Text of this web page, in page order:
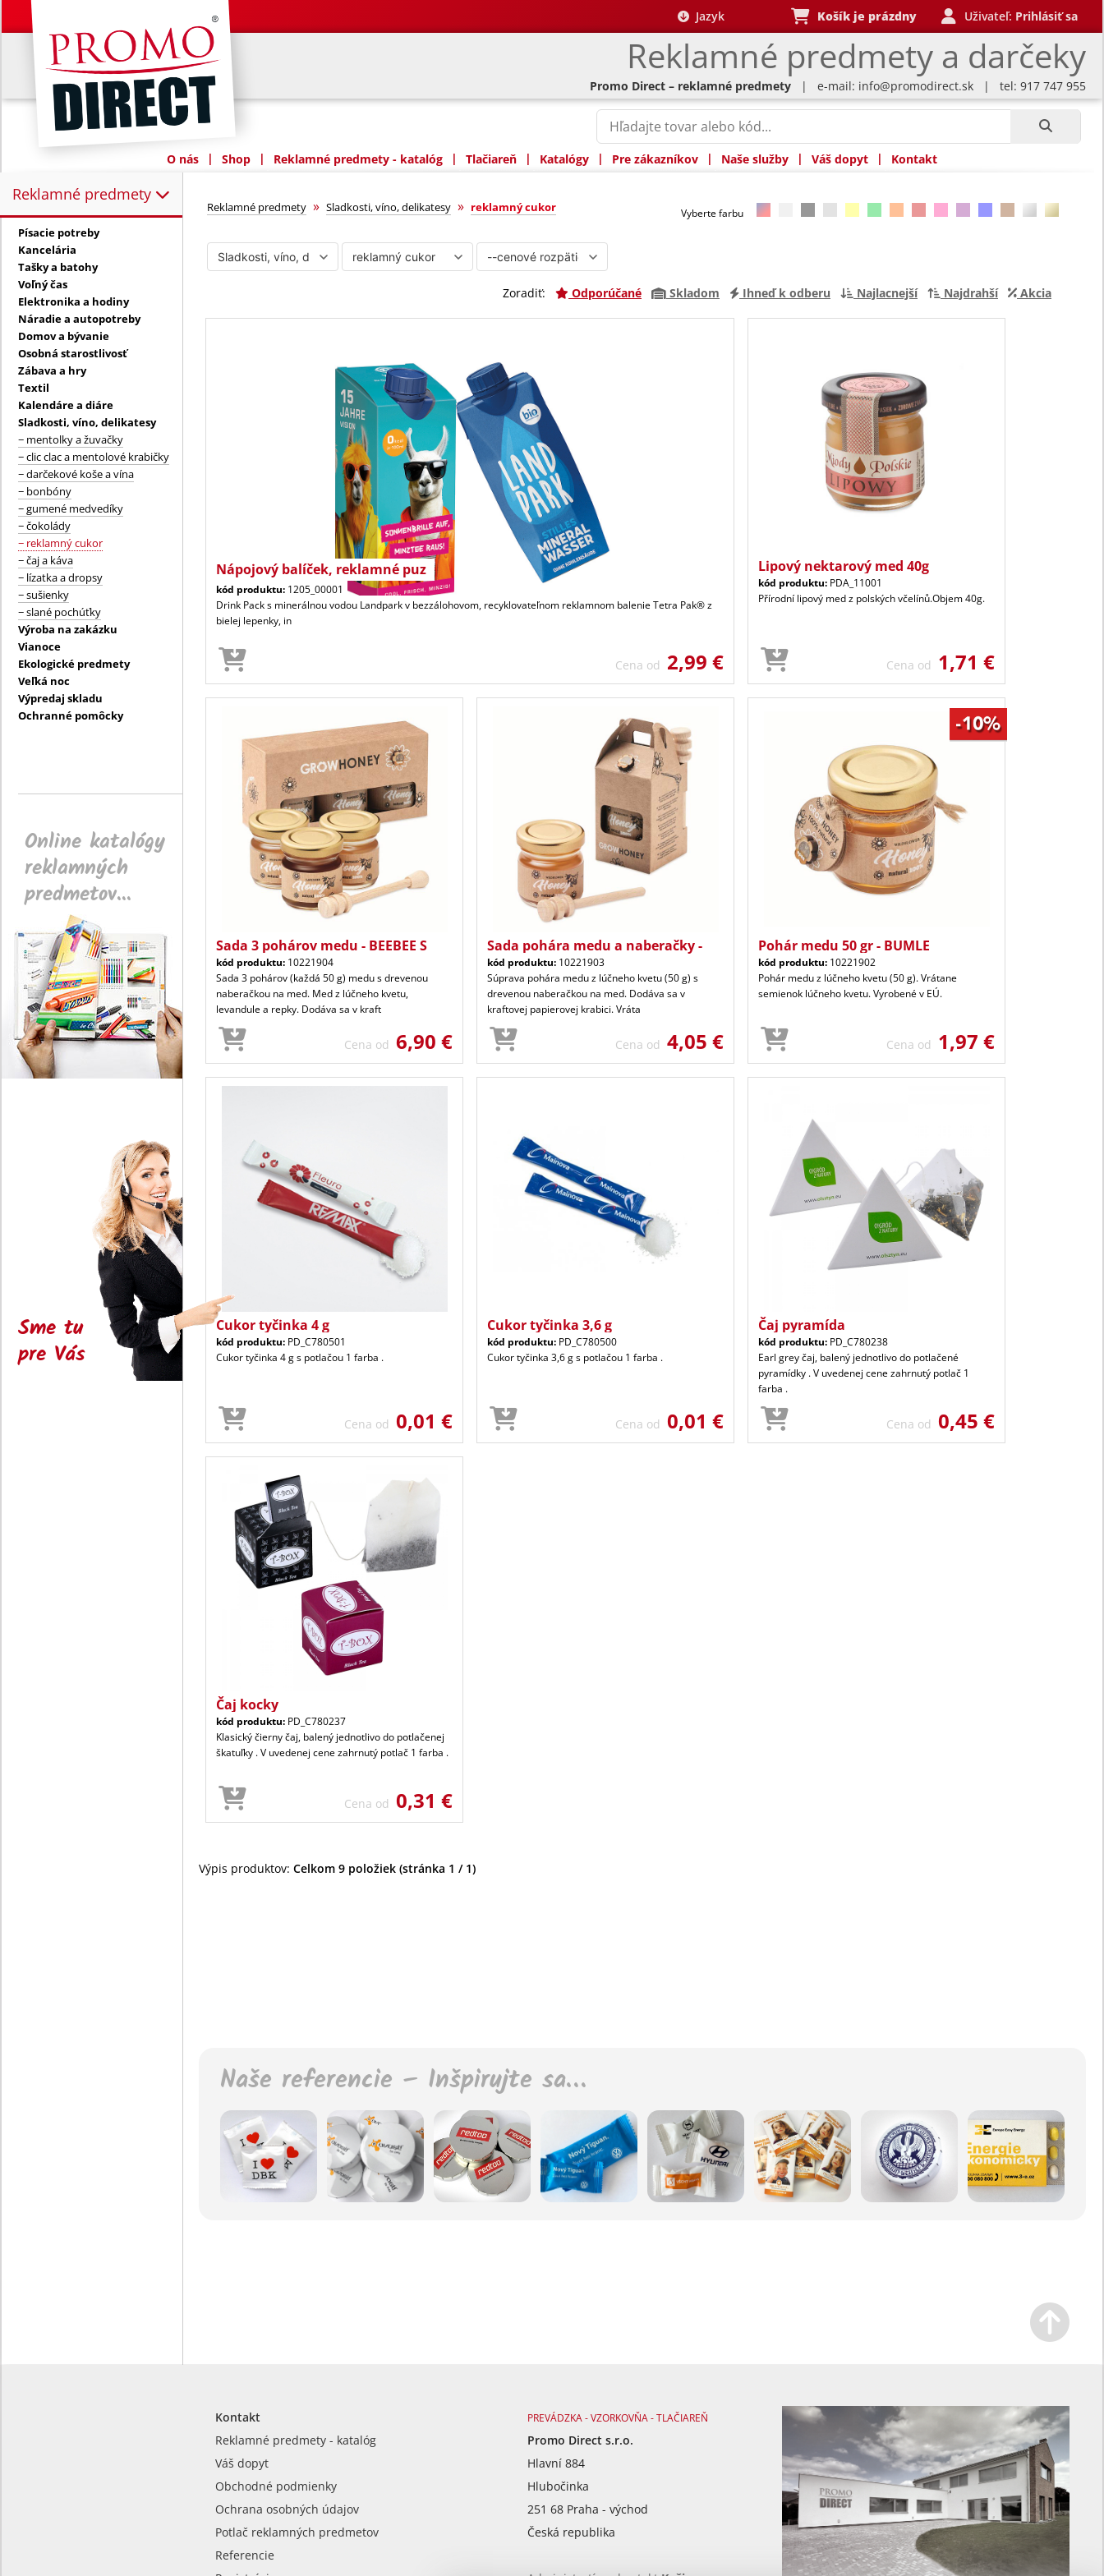
Reklamné predmety a darčeky
Jazyk Košík je prázdny Uživateľ: Prihlásiť sa
Promo Direct – reklamné predmety | e-mail: info@promodirect.sk | tel: 917 747 955
O nás | Shop | Reklamné predmety - katalóg | Tlačiareň | Katalógy | Pre zákazníkov | Naše služby | Váš dopyt | Kontakt
Reklamné predmety
Reklamné predmety:
Písacie potreby
Kancelária
Tašky a batohy
Voľný čas
Elektronika a hodiny
Náradie a autopotreby
Domov a bývanie
Osobná starostlivosť
Zábava a hry
Textil
Kalendáre a diáre
Sladkosti, víno, delikatesy
− mentolky a žuvačky
− clic clac a mentolové krabičky
− darčekové koše a vína
− bonbóny
− gumené medvedíky
− čokolády
− reklamný cukor
− čaj a káva
− lízatka a dropsy
− sušienky
− slané pochúťky
Výroba na zakázku
Vianoce
Ekologické predmety
Veľká noc
Výpredaj skladu
Ochranné pomôcky
Online katalógy
reklamných
predmetov...
Sme tu
pre Vás
reklamný cukor
Reklamné predmety » Sladkosti, víno, delikatesy » reklamný cukor Vyberte farbu
Zoradiť: Odporúčané Skladom Ihneď k odberu Najlacnejší Najdrahší Akcia
Nápojový balíček, reklamné puz
kód produktu: 1205_00001
Drink Pack s minerálnou vodou Landpark v bezzálohovom, recyklovateľnom reklamnom balenie Tetra Pak® z
bielej lepenky, in
Cena od 2,99 €
Lipový nektarový med 40g
kód produktu: PDA_11001
Přírodní lipový med z polských včelínů.Objem 40g.
Cena od 1,71 €
Sada 3 pohárov medu - BEEBEE S
kód produktu: 10221904
Sada 3 pohárov (každá 50 g) medu s drevenou
naberačkou na med. Med z lúčneho kvetu,
levandule a repky. Dodáva sa v kraft
Cena od 6,90 €
Sada pohára medu a naberačky -
kód produktu: 10221903
Súprava pohára medu z lúčneho kvetu (50 g) s
drevenou naberačkou na med. Dodáva sa v
kraftovej papierovej krabici. Vráta
Cena od 4,05 €
Pohár medu 50 gr - BUMLE
kód produktu: 10221902
Pohár medu z lúčneho kvetu (50 g). Vrátane
semienok lúčneho kvetu. Vyrobené v EÚ.
Cena od 1,97 €
Cukor tyčinka 4 g
kód produktu: PD_C780501
Cukor tyčinka 4 g s potlačou 1 farba .
Cena od 0,01 €
Cukor tyčinka 3,6 g
kód produktu: PD_C780500
Cukor tyčinka 3,6 g s potlačou 1 farba .
Cena od 0,01 €
Čaj pyramída
kód produktu: PD_C780238
Earl grey čaj, balený jednotlivo do potlačené
pyramídky . V uvedenej cene zahrnutý potlač 1
farba .
Cena od 0,45 €
Čaj kocky
kód produktu: PD_C780237
Klasický čierny čaj, balený jednotlivo do potlačenej
škatuľky . V uvedenej cene zahrnutý potlač 1 farba .
Cena od 0,31 €
Výpis produktov: Celkom 9 položiek (stránka 1 / 1)
Naše referencie – Inšpirujte sa…
Kontakt
Reklamné predmety - katalóg
Váš dopyt
Obchodné podmienky
Ochrana osobných údajov
Potlač reklamných predmetov
Referencie
PREVÁDZKA - VZORKOVŇA - TLAČIAREŇ
Promo Direct s.r.o.
Hlavní 884
Hlubočinka
251 68 Praha - východ
Česká republika